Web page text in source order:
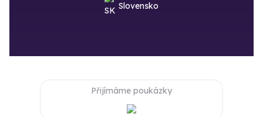
Slovensko
Přijímáme poukázky